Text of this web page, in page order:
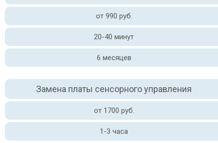
от 990 руб.
20-40 минут
6 месяцев
Замена платы сенсорного управления
от 1700 руб.
1-3 часа